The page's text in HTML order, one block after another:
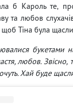
б Кароль те,
та любов
щоб Тіна була
букетами
любов.
Хай буде